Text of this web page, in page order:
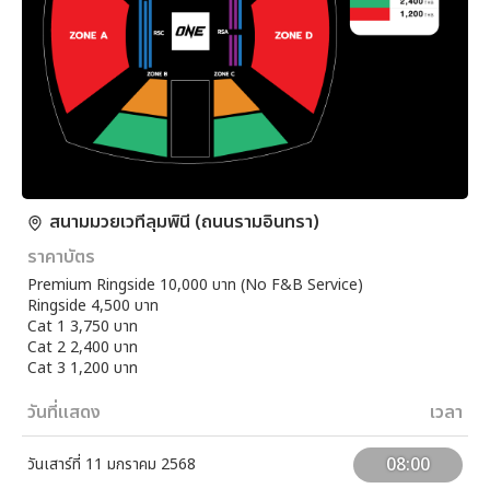
สนามมวยเวทีลุมพินี (ถนนรามอินทรา)
ราคาบัตร
Premium Ringside 10,000 บาท (No F&B Service)
Ringside 4,500 บาท
Cat 1 3,750 บาท
Cat 2 2,400 บาท
Cat 3 1,200 บาท
วันที่แสดง เวลา
วันเสาร์ที่ 11 มกราคม 2568 08:00